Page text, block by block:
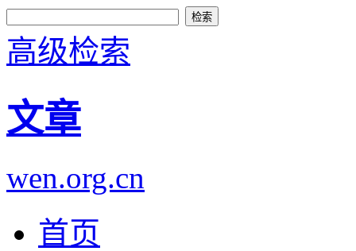
高级检索
文章
wen.org.cn
首页